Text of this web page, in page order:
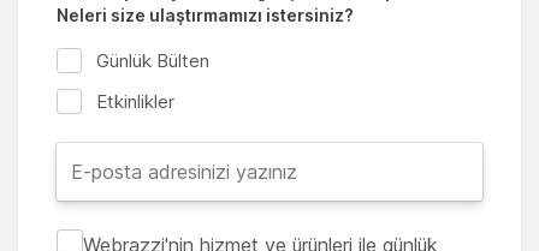
Neleri size ulaştırmamızı istersiniz?
Günlük Bülten
Etkinlikler
Webrazzi'nin hizmet ve ürünleri ile günlük